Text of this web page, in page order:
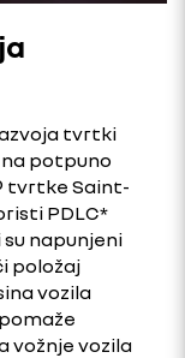
tvrtki
potpuno
tvrtke Saint-
PDLC*
napunjeni
položaj
vozila
vožnje vozila